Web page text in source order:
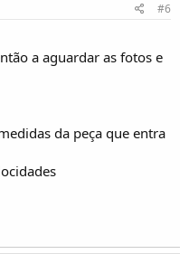
#6
a aguardar as fotos e
da peça que entra